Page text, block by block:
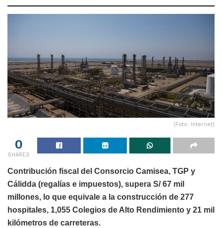
(Foto: Internet)
0
SHARES
Contribución fiscal del Consorcio Camisea, TGP y
Cálidda (regalías e impuestos), supera S/ 67 mil
millones, lo que equivale a la construcción de 277
hospitales, 1,055 Colegios de Alto Rendimiento y 21 mil
kilómetros de carreteras.